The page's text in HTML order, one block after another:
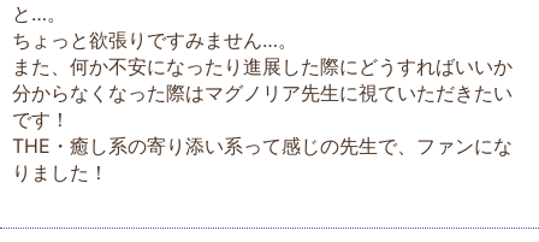
と…。
ちょっと欲張りですみません…。
また、何か不安になったり進展した際にどうすればいいか
分からなくなった際はマグノリア先生に視ていただきたい
です！
THE・癒し系の寄り添い系って感じの先生で、ファンにな
りました！